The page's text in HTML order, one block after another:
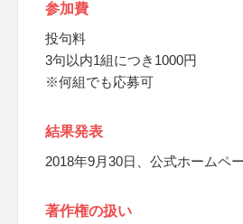
参加費
投句料
3句以内1組につき1000円
※何組でも応募可
結果発表
2018年9月30日、公式ホームペ
著作権の扱い